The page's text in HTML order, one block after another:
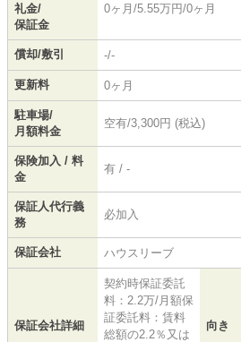
礼金/
保証金
0ヶ月/5.55万円/0ヶ月
償却/敷引 -/-
更新料 0ヶ月
駐車場/
月額料金
空有/3,300円 (税込)
保険加入 / 料
金
有 / -
保証人代行義
務
必加入
保証会社 ハウスリーブ
保証会社詳細
契約時保証委託
料：2.2万/月額保
証委託料：賃料
総額の2.2％又は
向き